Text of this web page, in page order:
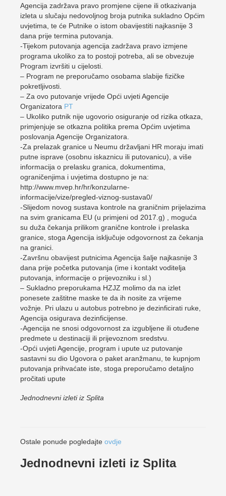
Agencija zadržava pravo promjene cijene ili otkazivanja
izleta u slučaju nedovoljnog broja putnika sukladno Općim
uvjetima, te će Putnike o istom obavijestiti najkasnije 3
dana prije termina putovanja.
-Tijekom putovanja agencija zadržava pravo izmjene
programa ukoliko za to postoji potreba, ali se obvezuje
Program izvršiti u cijelosti.
– Program ne preporučamo osobama slabije fizičke
pokretljivosti.
– Za ovo putovanje vrijede Opći uvjeti Agencije
Organizatora PT
– Ukoliko putnik nije ugovorio osiguranje od rizika otkaza,
primjenjuje se otkazna politika prema Općim uvjetima
poslovanja Agencije Organizatora.
-Za prelazak granice u Neumu državljani HR moraju imati
putne isprave (osobnu iskaznicu ili putovanicu), a više
informacija o prelasku granica, dokumentima,
ograničenjima i uvjetima dostupno je na:
http://www.mvep.hr/hr/konzularne-
informacije/vize/pregled-viznog-sustava0/
-Slijedom novog sustava kontrole na graničnim prijelazima
na svim granicama EU (u primjeni od 2017.g) , moguća
su duža čekanja prilikom granične kontrole i prelaska
granice, stoga Agencija isključuje odgovornost za čekanja
na granici.
-Završnu obavijest putnicima Agencija šalje najkasnije 3
dana prije početka putovanja (ime i kontakt voditelja
putovanja, informacije o prijevozniku i sl.)
– Sukladno preporukama HZJZ molimo da na izlet
ponesete zaštitne maske te da ih nosite za vrijeme
vožnje. Pri ulazu u autobus potrebno je dezinficirati ruke,
Agencija osigurava dezinficijense.
-Agencija ne snosi odgovornost za izgubljene ili otuđene
predmete u destinaciji ili prijevoznom sredstvu.
-Opći uvjeti Agencije, program i upute uz putovanje
sastavni su dio Ugovora o paket aranžmanu, te kupnjom
putovanja prihvaćate iste, stoga preporučamo detaljno
pročitati upute
Jednodnevni izleti iz Splita
Ostale ponude pogledajte ovdje
Jednodnevni izleti iz Splita